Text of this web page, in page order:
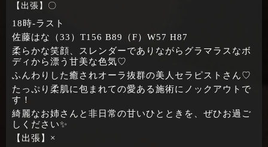
【出張】〇
18時‐ラスト
佐藤はな（33）T156 B89（F）W57 H87
柔らかな笑顔、スレンダーでありながらグラマラスなボ
ディから漂う甘美な色気♡
ふんわりした癒されオーラ抜群の美人セラピストさん♡
たっぷり柔肌に包まれての愛ある施術にノックアウトで
す！
綺麗なお姉さんと非日常の甘いひとときを、ぜひお過ご
しください✨
【出張】×